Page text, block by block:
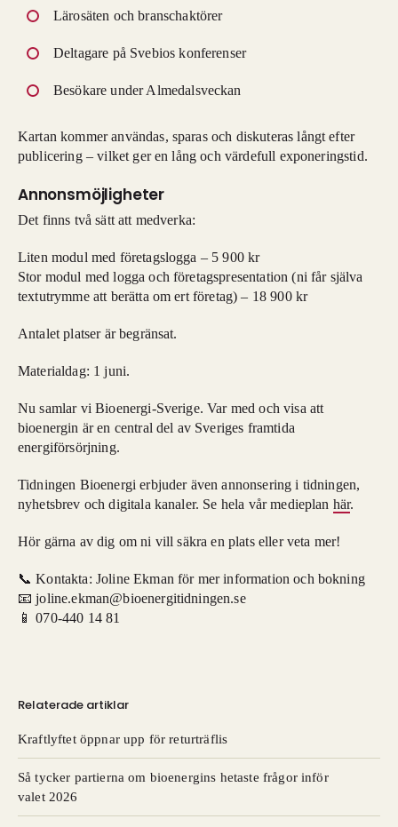
Lärosäten och branschaktörer
Deltagare på Svebios konferenser
Besökare under Almedalsveckan
Kartan kommer användas, sparas och diskuteras långt efter
publicering – vilket ger en lång och värdefull exponeringstid.
Annonsmöjligheter
Det finns två sätt att medverka:
Liten modul med företagslogga – 5 900 kr
Stor modul med logga och företagspresentation (ni får själva
textutrymme att berätta om ert företag) – 18 900 kr
Antalet platser är begränsat.
Materialdag: 1 juni.
Nu samlar vi Bioenergi-Sverige. Var med och visa att
bioenergin är en central del av Sveriges framtida
energiförsörjning.
Tidningen Bioenergi erbjuder även annonsering i tidningen,
nyhetsbrev och digitala kanaler. Se hela vår medieplan här.
Hör gärna av dig om ni vill säkra en plats eller veta mer!
📞 Kontakta: Joline Ekman för mer information och bokning
📧 joline.ekman@bioenergitidningen.se
📱 070-440 14 81
Relaterade artiklar
Kraftlyftet öppnar upp för returträflis
Så tycker partierna om bioenergins hetaste frågor inför
valet 2026